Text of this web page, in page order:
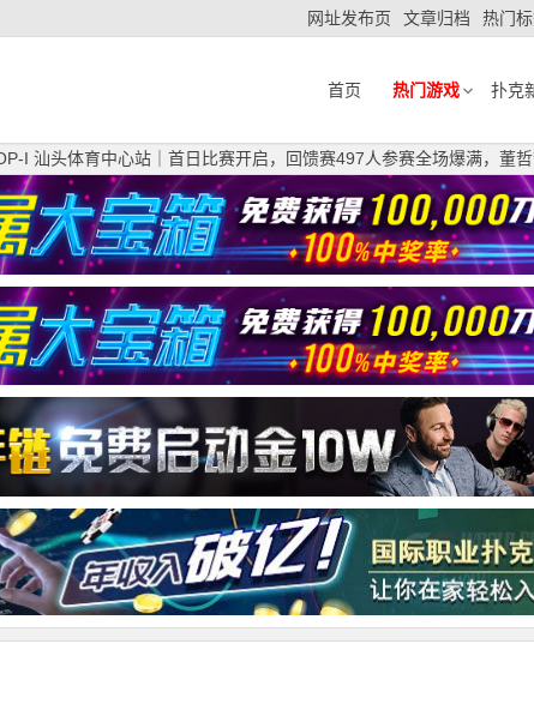
网址发布页 文章归档 热门
首页 热门游戏 扑克
I 汕头体育中心站｜首日比赛开启，回馈赛497人参赛全场爆满，董